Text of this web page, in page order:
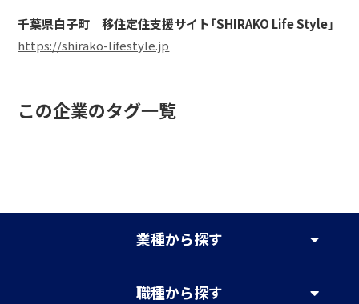
千葉県白子町 移住定住支援サイト「SHIRAKO Life Style」
https://shirako-lifestyle.jp
この企業のタグ一覧
業種から探す
職種から探す